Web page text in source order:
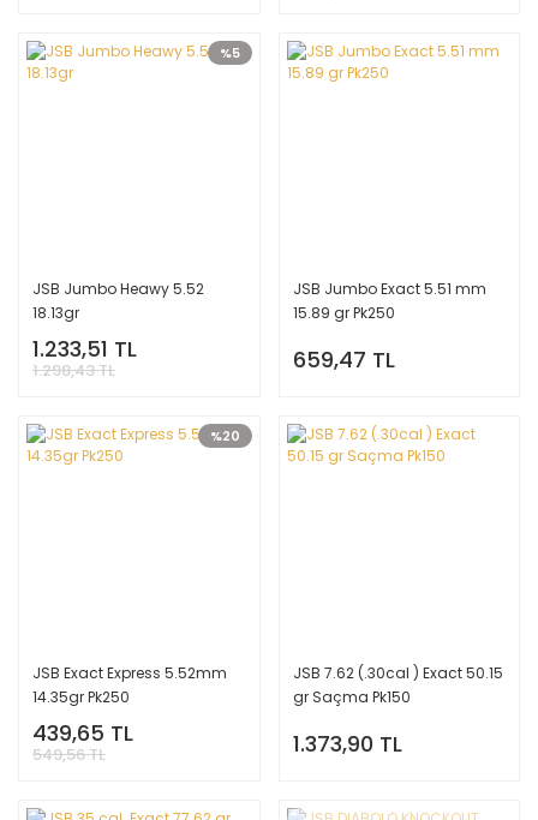
%5
JSB Jumbo Heawy 5.52
18.13gr
1.233,51 TL
1.298,43 TL
JSB Jumbo Exact 5.51 mm
15.89 gr Pk250
659,47 TL
%20
JSB Exact Express 5.52mm
14.35gr Pk250
439,65 TL
549,56 TL
JSB 7.62 (.30cal ) Exact 50.15
gr Saçma Pk150
1.373,90 TL